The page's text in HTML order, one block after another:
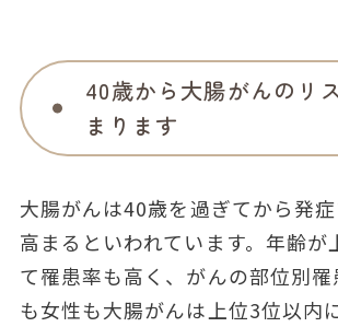
40歳から大腸がんのリ
まります
大腸がんは40歳を過ぎてから発
高まるといわれています。年齢が
て罹患率も高く、がんの部位別
も女性も大腸がんは上位3位以内